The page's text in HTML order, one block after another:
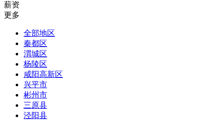
薪资
更多
全部地区
秦都区
渭城区
杨陵区
咸阳高新区
兴平市
彬州市
三原县
泾阳县